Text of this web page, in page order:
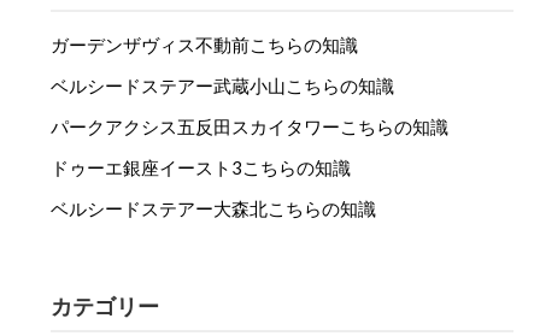
ガーデンザヴィス不動前こちらの知識
ベルシードステアー武蔵小山こちらの知識
パークアクシス五反田スカイタワーこちらの知識
ドゥーエ銀座イースト3こちらの知識
ベルシードステアー大森北こちらの知識
カテゴリー